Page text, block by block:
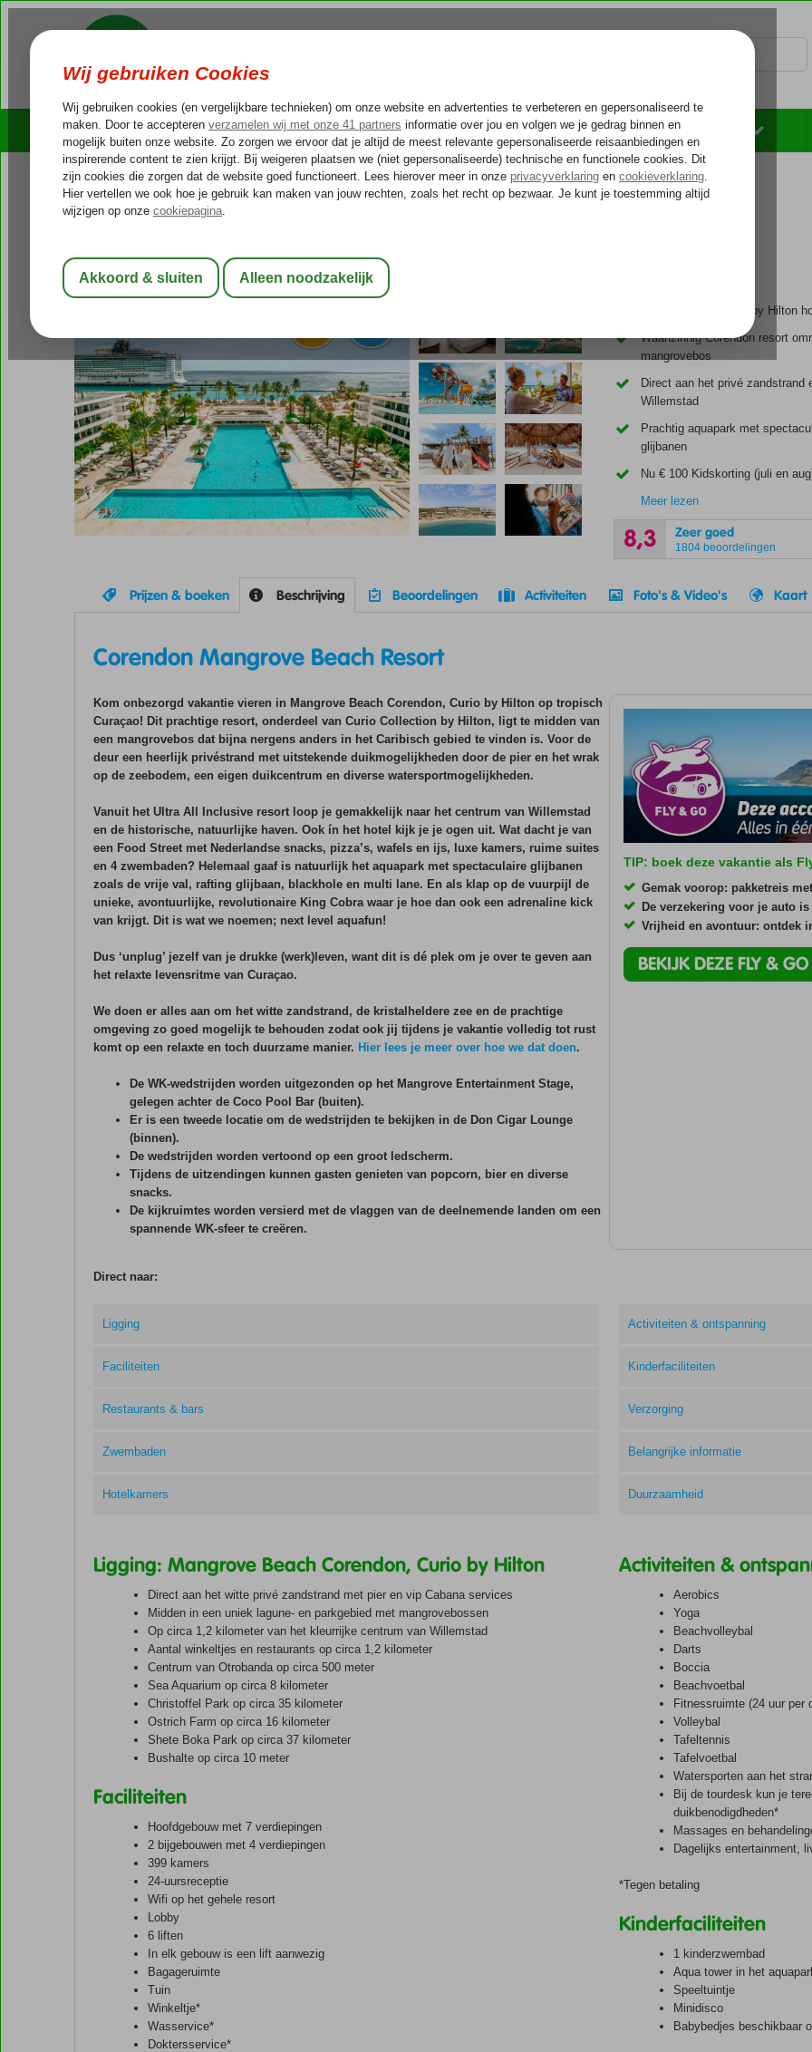
Cruises Outlet Deals Rondreizen Zonvakantie
Voelt als thuiskomen...
Home
Curaçao Willemstad Corendon Mangrove Beach Resort
Corendon Mangrove Beach Resort
Ultra All Inclusive- Hotel
Een Curio Collection by Hilton
Waanzinnig Corendon resort
mangrovebos
Direct aan het privé zandstrand
Willemstad
Prachtig aquapark met
glijbanen
Nu € 100 Kidskorting (juli en
Meer lezen
8,3 Zeer goed
1804 beoordelingen
Prijzen & boeken Beschrijving Beoordelingen Activiteiten Foto's & Video's Kaart
Corendon Mangrove Beach Resort
Kom onbezorgd vakantie vieren in Mangrove Beach Corendon, Curio by Hilton op tropisch
Curaçao! Dit prachtige resort, onderdeel van Curio Collection by Hilton, ligt te midden van
een mangrovebos dat bijna nergens anders in het Caribisch gebied te vinden is. Voor de
deur een heerlijk privéstrand met uitstekende duikmogelijkheden door de pier en het wrak
op de zeebodem, een eigen duikcentrum en diverse watersportmogelijkheden.
Vanuit het Ultra All Inclusive resort loop je gemakkelijk naar het centrum van Willemstad
en de historische, natuurlijke haven. Ook ín het hotel kijk je je ogen uit. Wat dacht je van
een Food Street met Nederlandse snacks, pizza’s, wafels en ijs, luxe kamers, ruime suites
en 4 zwembaden? Helemaal gaaf is natuurlijk het aquapark met spectaculaire glijbanen
zoals de vrije val, rafting glijbaan, blackhole en multi lane. En als klap op de vuurpijl de
unieke, avontuurlijke, revolutionaire King Cobra waar je hoe dan ook een adrenaline kick
van krijgt. Dit is wat we noemen; next level aquafun!
Dus ‘unplug’ jezelf van je drukke (werk)leven, want dit is dé plek om je over te geven aan
het relaxte levensritme van Curaçao.
We doen er alles aan om het witte zandstrand, de kristalheldere zee en de prachtige
omgeving zo goed mogelijk te behouden zodat ook jij tijdens je vakantie volledig tot rust
komt op een relaxte en toch duurzame manier. Hier lees je meer over hoe we dat doen.
De WK-wedstrijden worden uitgezonden op het Mangrove Entertainment Stage,
gelegen achter de Coco Pool Bar (buiten).
Er is een tweede locatie om de wedstrijden te bekijken in de Don Cigar Lounge
(binnen).
De wedstrijden worden vertoond op een groot ledscherm.
Tijdens de uitzendingen kunnen gasten genieten van popcorn, bier en diverse
snacks.
De kijkruimtes worden versierd met de vlaggen van de deelnemende landen om een
spannende WK-sfeer te creëren.
TIP: boek deze vakantie als
Gemak voorop: pakketreis
De verzekering voor je auto is
Vrijheid en avontuur: ontdek
BEKIJK DEZE FLY &
Direct naar:
Ligging
Faciliteiten
Restaurants & bars
Zwembaden
Hotelkamers
Activiteiten & ontspanning
Kinderfaciliteiten
Verzorging
Belangrijke informatie
Duurzaamheid
Ligging: Mangrove Beach Corendon, Curio by Hilton
Direct aan het witte privé zandstrand met pier en vip Cabana services
Midden in een uniek lagune- en parkgebied met mangrovebossen
Op circa 1,2 kilometer van het kleurrijke centrum van Willemstad
Aantal winkeltjes en restaurants op circa 1,2 kilometer
Centrum van Otrobanda op circa 500 meter
Sea Aquarium op circa 8 kilometer
Christoffel Park op circa 35 kilometer
Ostrich Farm op circa 16 kilometer
Shete Boka Park op circa 37 kilometer
Bushalte op circa 10 meter
Faciliteiten
Hoofdgebouw met 7 verdiepingen
2 bijgebouwen met 4 verdiepingen
399 kamers
24-uursreceptie
Wifi op het gehele resort
Lobby
6 liften
In elk gebouw is een lift aanwezig
Bagageruimte
Tuin
Winkeltje*
Wasservice*
Doktersservice*
Activiteiten &
Aerobics
Yoga
Beachvolleybal
Darts
Boccia
Beachvoetbal
Fitnessruimte (24 uur per
Volleybal
Tafeltennis
Tafelvoetbal
Watersporten aan het
Bij de tourdesk kun je
duikbenodigdheden*
Massages en
Dagelijks entertainment,
*Tegen betaling
Kinderfaciliteiten
1 kinderzwembad
Aqua tower in het
Speeltuintje
Minidisco
Babybedjes beschikbaar